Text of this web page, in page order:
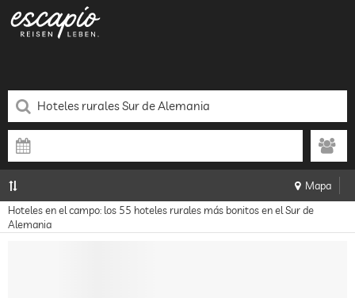
Mapa
Hoteles en el campo: los 55 hoteles rurales más bonitos en el Sur de
Alemania